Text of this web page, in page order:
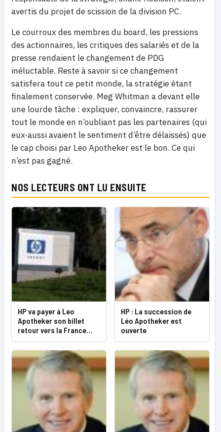
avertis du projet de scission de la division PC.
Le courroux des membres du board, les pressions
des actionnaires, les critiques des salariés et de la
presse rendaient le changement de PDG
inéluctable. Reste à savoir si ce changement
satisfera tout ce petit monde, la stratégie étant
finalement conservée. Meg Whitman a devant elle
une lourde tâche : expliquer, convaincre, rassurer
tout le monde en n’oubliant pas les partenaires (qui
eux-aussi avaient le sentiment d’être délaissés) que
le cap choisi par Leo Apotheker est le bon. Ce qui
n’est pas gagné.
NOS LECTEURS ONT LU ENSUITE
HP va payer à Leo
Apotheker son billet
retour vers la France…
HP : La succession de
Léo Apotheker est
ouverte